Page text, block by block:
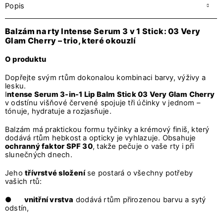
Popis
Balzám na rty Intense Serum 3 v 1 Stick: 03 Very
Glam Cherry – trio, které okouzlí
O produktu
Dopřejte svým rtům dokonalou kombinaci barvy, výživy a
lesku.
Intense Serum 3-in-1 Lip Balm Stick 03 Very Glam Cherry
v odstínu višňové červené spojuje tři účinky v jednom –
tónuje, hydratuje a rozjasňuje.
Balzám má praktickou formu tyčinky a krémový finiš, který
dodává rtům hebkost a opticky je vyhlazuje. Obsahuje
ochranný faktor SPF 30, takže pečuje o vaše rty i při
slunečných dnech.
Jehotřívrstvé složeníse postará o všechny potřeby
vašich rtů:
● vnitřní vrstva dodává rtům přirozenou barvu a sytý
odstín,